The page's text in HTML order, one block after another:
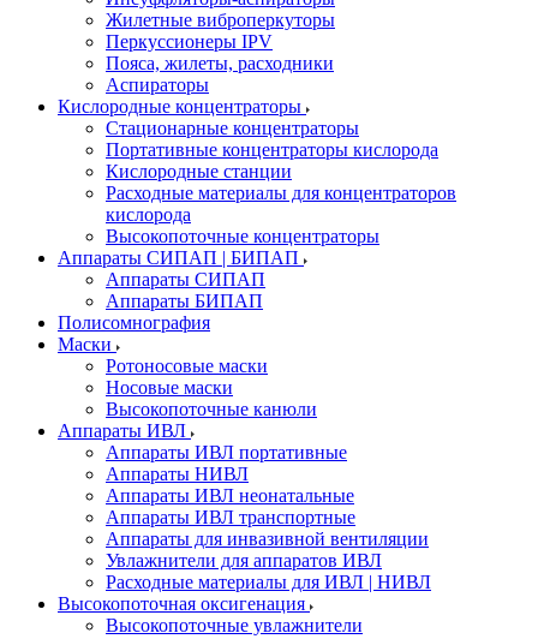
Жилетные виброперкуторы
Перкуссионеры IPV
Пояса, жилеты, расходники
Аспираторы
Кислородные концентраторы
Стационарные концентраторы
Портативные концентраторы кислорода
Кислородные станции
Расходные материалы для концентраторов
кислорода
Высокопоточные концентраторы
Аппараты СИПАП | БИПАП
Аппараты СИПАП
Аппараты БИПАП
Полисомнография
Маски
Ротоносовые маски
Носовые маски
Высокопоточные канюли
Аппараты ИВЛ
Аппараты ИВЛ портативные
Аппараты НИВЛ
Аппараты ИВЛ неонатальные
Аппараты ИВЛ транспортные
Аппараты для инвазивной вентиляции
Увлажнители для аппаратов ИВЛ
Расходные материалы для ИВЛ | НИВЛ
Высокопоточная оксигенация
Высокопоточные увлажнители